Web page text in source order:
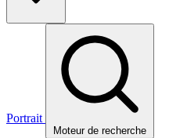
Portrait
Moteur de recherche